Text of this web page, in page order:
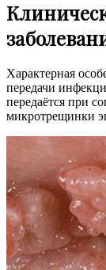
Характерная
передачи
передаётся при
микротрещинки